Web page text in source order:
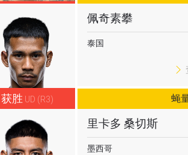
蝇
获胜 UD (R3)
佩奇素攀
泰国
里卡多 桑切斯
墨西哥
查看集锦
出免责声明，即表示您同意我们的隐
披露您的信息。您可以随时取消订阅这